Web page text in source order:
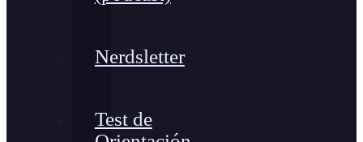
Nerdsletter
Test de